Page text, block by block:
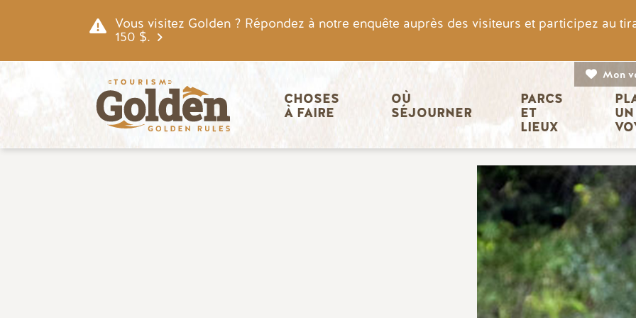
Vous visitez Golden ? Répondez à notre enquête auprès des visiteurs et participez au
150 $.
Mon
CHOSES
À FAIRE
OÙ
SÉJOURNER
PARCS
ET
LIEUX
UN
Image